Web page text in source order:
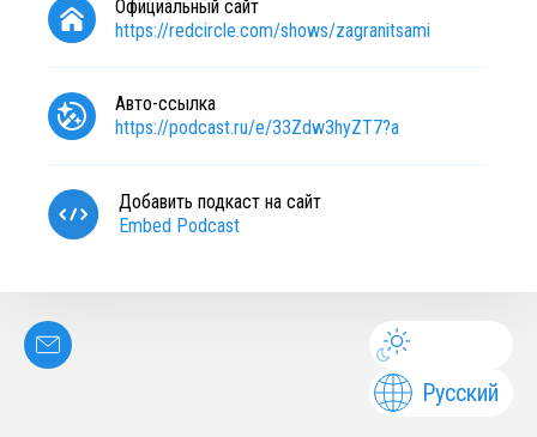
Официальный сайт
https://redcircle.com/shows/zagranitsami
Авто-ссылка
https://podcast.ru/e/33Zdw3hyZT7?a
Добавить подкаст на сайт
Embed Podcast
Русский